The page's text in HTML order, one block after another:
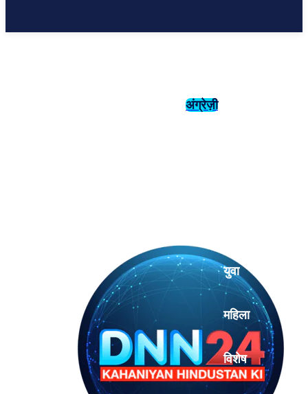
अंग्रेज़ी
युवा
महिला
विशेष